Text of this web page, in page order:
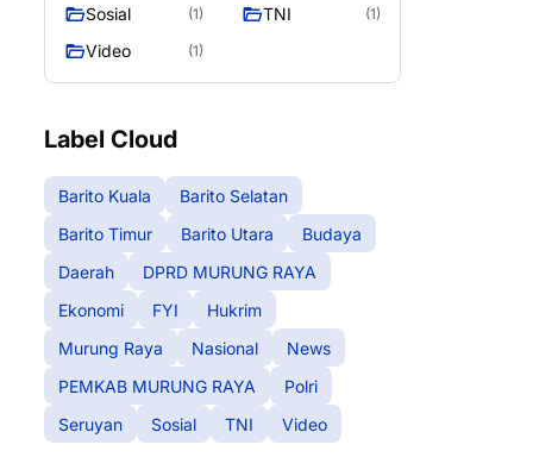
Sosial (1) TNI (1)
Video (1)
Label Cloud
Barito Kuala
Barito Selatan
Barito Timur
Barito Utara
Budaya
Daerah
DPRD MURUNG RAYA
Ekonomi
FYI
Hukrim
Murung Raya
Nasional
News
PEMKAB MURUNG RAYA
Polri
Seruyan
Sosial TNI Video